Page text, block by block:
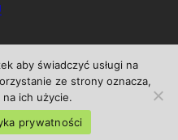
aby świadczyć usługi na
ze strony oznacza,
ich użycie.
prywatności